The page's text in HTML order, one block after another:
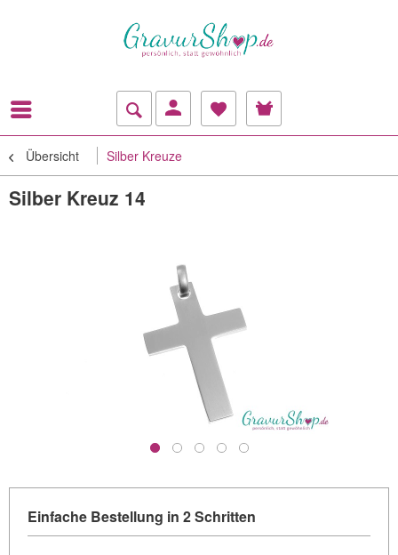
Übersicht Silber Kreuze
Silber Kreuz 14
Einfache Bestellung in 2 Schritten